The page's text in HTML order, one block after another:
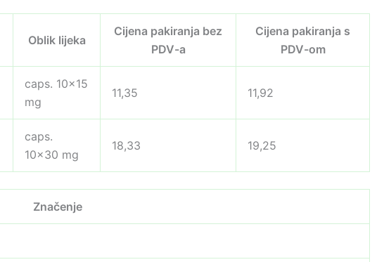
Oblik lijeka
Cijena pakiranja bez
PDV-a
Cijena pakiranja s
PDV-om
caps. 10×15
mg
11,35 11,92
caps.
10×30 mg
18,33 19,25
Značenje